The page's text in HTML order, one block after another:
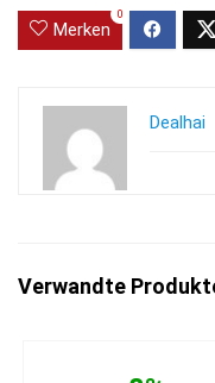
Merken
0
Dealhai
Verwandte